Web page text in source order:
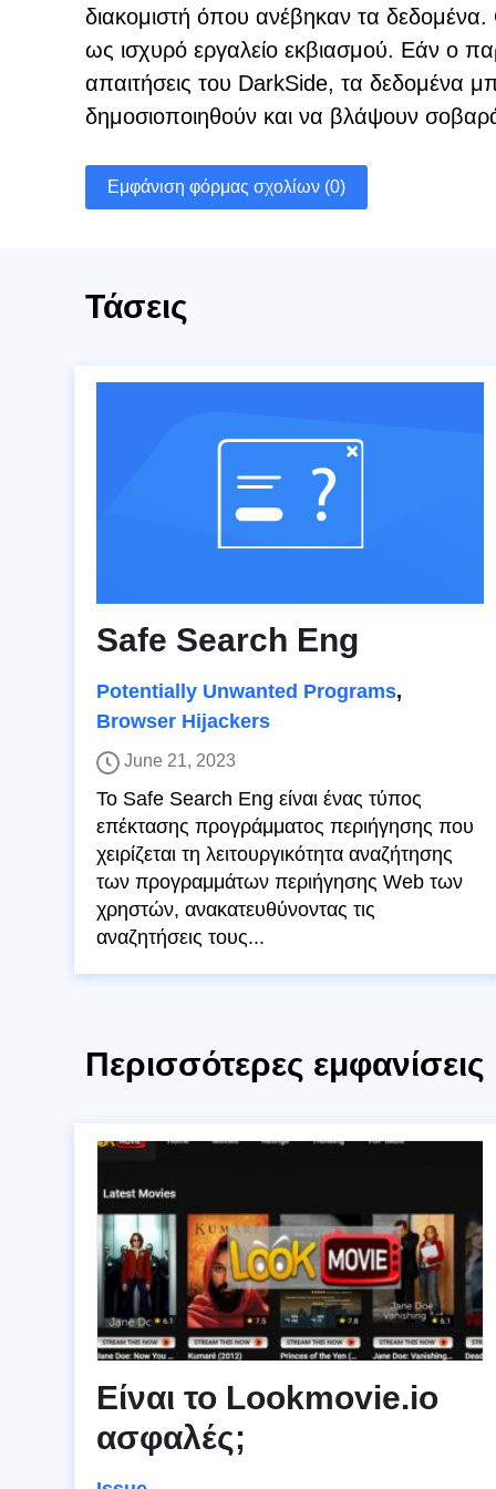
διακομιστή όπου ανέβηκαν τα
ως ισχυρό εργαλείο εκβιασμού. Εάν ο
απαιτήσεις του DarkSide, τα δεδομένα
δημοσιοποιηθούν και να βλάψουν
Εμφάνιση φόρμας σχολίων (0)
Τάσεις
Safe Search Eng
Potentially Unwanted Programs,
Browser Hijackers
June 21, 2023
Το Safe Search Eng είναι ένας τύπος
επέκτασης προγράμματος περιήγησης που
χειρίζεται τη λειτουργικότητα αναζήτησης
των προγραμμάτων περιήγησης Web των
χρηστών, ανακατευθύνοντας τις
αναζητήσεις τους...
Περισσότερες εμφανίσεις
Είναι το Lookmovie.io
ασφαλές;